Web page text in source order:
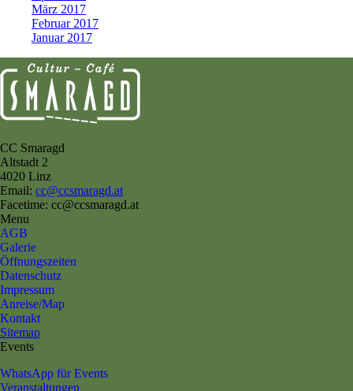
März 2017
Februar 2017
Januar 2017
CC Smaragd
Altstadt 2
4020 Linz
Email: cc@ccsmaragd.at
Facetime: cc@ccsmaragd.at
Menu
AGB
Galerie
Öffnungszeiten
Datenschutz
Impressum
Anreise/Map
Kontakt
Sitemap
Events
WhatsApp für Events
Veranstaltungen